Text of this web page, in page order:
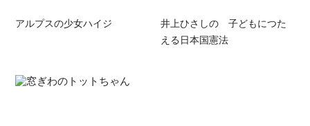
アルプスの少女ハイジ
井上ひさしの 子どもにつた
える日本国憲法